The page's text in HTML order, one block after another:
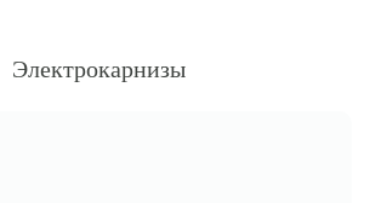
Электрокарнизы